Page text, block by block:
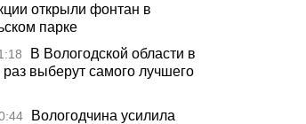
открыли фонтан в
парке
В Вологодской области в
раз выберут самого лучшего
Вологодчина усилила